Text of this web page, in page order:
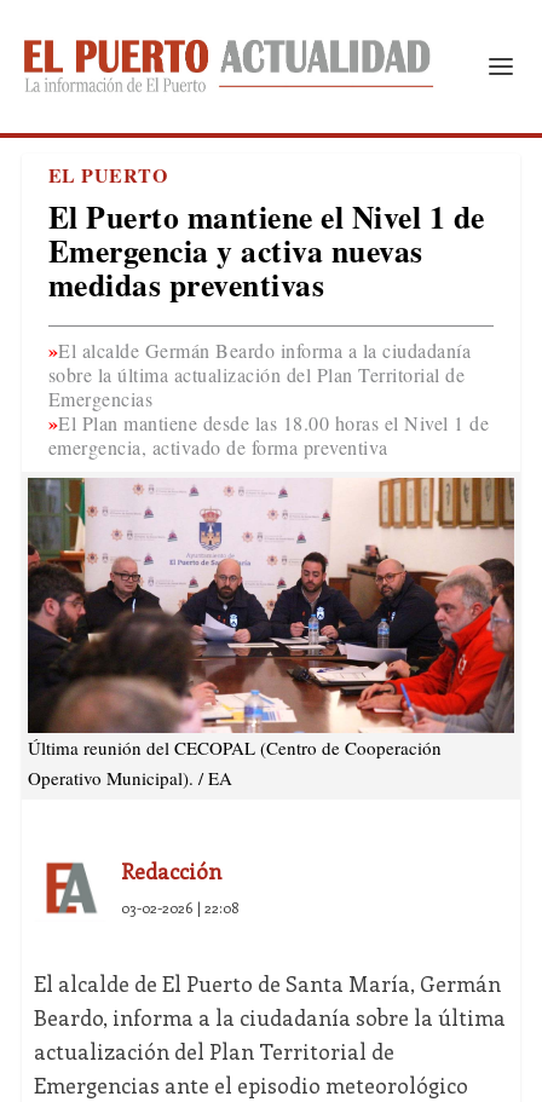
EL PUERTO
El Puerto mantiene el Nivel 1 de
Emergencia y activa nuevas
medidas preventivas
El alcalde Germán Beardo informa a la ciudadanía
sobre la última actualización del Plan Territorial de
Emergencias
El Plan mantiene desde las 18.00 horas el Nivel 1 de
emergencia, activado de forma preventiva
Última reunión del CECOPAL (Centro de Cooperación
Operativo Municipal). / EA
Redacción
03-02-2026 | 22:08
El alcalde de El Puerto de Santa María, Germán
Beardo, informa a la ciudadanía sobre la última
actualización del Plan Territorial de
Emergencias ante el episodio meteorológico